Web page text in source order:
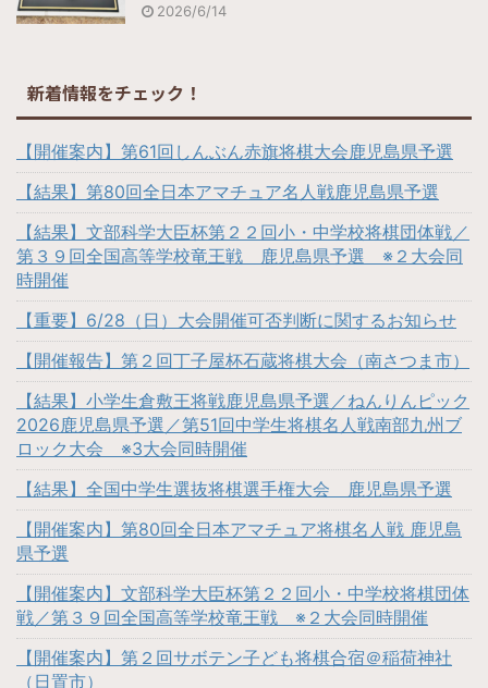
2026/6/14
新着情報をチェック！
【開催案内】第61回しんぶん赤旗将棋大会鹿児島県予選
【結果】第80回全日本アマチュア名人戦鹿児島県予選
【結果】文部科学大臣杯第２２回小・中学校将棋団体戦／
第３９回全国高等学校竜王戦 鹿児島県予選 ※２大会同
時開催
【重要】6/28（日）大会開催可否判断に関するお知らせ
【開催報告】第２回丁子屋杯石蔵将棋大会（南さつま市）
【結果】小学生倉敷王将戦鹿児島県予選／ねんりんピック
2026鹿児島県予選／第51回中学生将棋名人戦南部九州ブ
ロック大会 ※3大会同時開催
【結果】全国中学生選抜将棋選手権大会 鹿児島県予選
【開催案内】第80回全日本アマチュア将棋名人戦 鹿児島
県予選
【開催案内】文部科学大臣杯第２２回小・中学校将棋団体
戦／第３９回全国高等学校竜王戦 ※２大会同時開催
【開催案内】第２回サボテン子ども将棋合宿＠稲荷神社
（日置市）